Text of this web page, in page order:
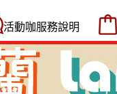
活動咖服務說明